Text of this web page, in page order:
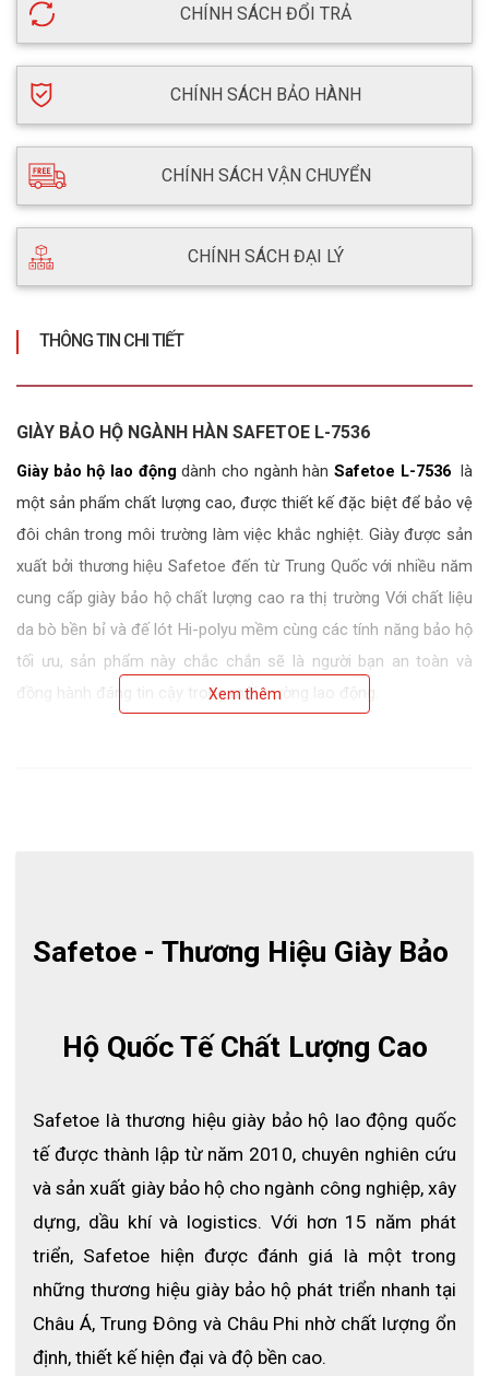
CHÍNH SÁCH ĐỔI TRẢ
CHÍNH SÁCH BẢO HÀNH
CHÍNH SÁCH VẬN CHUYỂN
CHÍNH SÁCH ĐẠI LÝ
THÔNG TIN CHI TIẾT
GIÀY BẢO HỘ NGÀNH HÀN SAFETOE L-7536
Giày bảo hộ lao động dành cho ngành hànSafetoe L-7536là
một sản phẩm chất lượng cao, được thiết kế đặc biệt để bảo vệ
đôi chân trong môi trường làm việc khắc nghiệt. Giày được sản
xuất bởi thương hiệu Safetoe đến từ Trung Quốc với nhiều năm
cung cấp giày bảo hộ chất lượng cao ra thị trường Với chất liệu
da bò bền bỉ và đế lót Hi-polyu mềm cùng các tính năng bảo hộ
tối ưu, sản phẩm này chắc chắn sẽ là người bạn an toàn và
đồng hành đáng tin cậy trong môi trường lao động.
Giày bảo hộ lao động ngành hàn Safetoe L-7536
Xem thêm:Các loại giày bảo hộ lao động tương tự tại ECO3D
THÔNG TIN CHI TIẾT GIÀY BẢO HỘ LAO ĐỘNG NGÀNH
HÀN SAFETOE L-7536
Xem thêm
Safetoe - Thương Hiệu Giày Bảo
Hộ Quốc Tế Chất Lượng Cao
Safetoe là thương hiệu giày bảo hộ lao động quốc
tế được thành lập từ năm 2010, chuyên nghiên cứu
và sản xuất giày bảo hộ cho ngành công nghiệp, xây
dựng, dầu khí và logistics. Với hơn 15 năm phát
triển, Safetoe hiện được đánh giá là một trong
những thương hiệu giày bảo hộ phát triển nhanh tại
Châu Á, Trung Đông và Châu Phi nhờ chất lượng ổn
định, thiết kế hiện đại và độ bền cao.